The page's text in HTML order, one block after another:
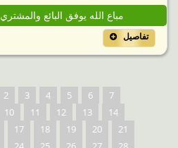
مباع الله يوفق البائع والمشتري
تفاصيل
2 3 4 5 6
7
10 11 12 13
14
17 18 19 20
21